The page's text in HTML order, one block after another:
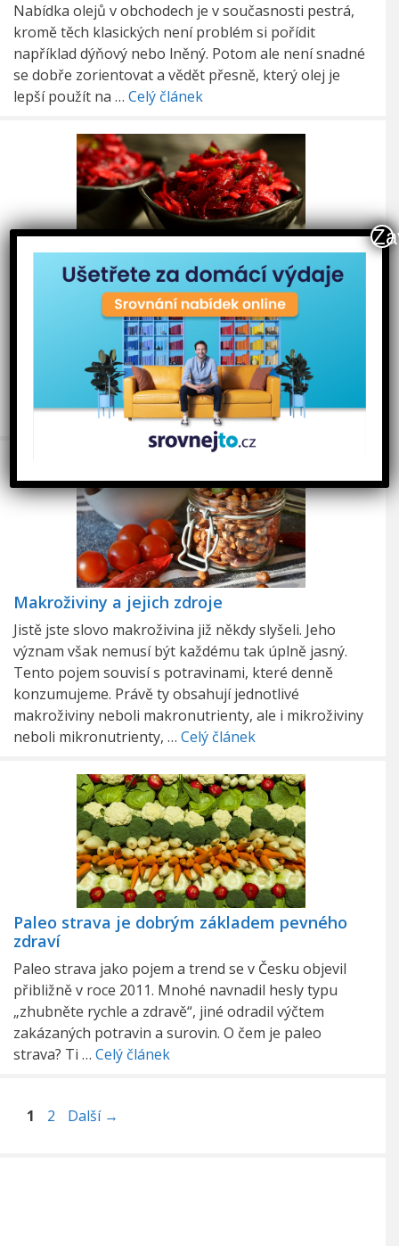
Nabídka olejů v obchodech je v současnosti pestrá,
kromě těch klasických není problém si pořídit
například dýňový nebo lněný. Potom ale není snadné
se dobře zorientovat a vědět přesně, který olej je
lepší použít na … Celý článek
Červená řepa je malý zázrak plný vitaminů
Většina z nás si spojí červenou řepu s mističkou
rudých kostiček ve sladkokyselém nálevu, což byla
klasika v jídelnách podávaná kupříkladu k srbskému
rizotu. Červená řepa tak nemá v české prostředí
dobré renomé, ale je to škoda. Obsahuje mnoho
vitamínů, …Celý článek
Makroživiny a jejich zdroje
Jistě jste slovo makroživina již někdy slyšeli. Jeho
význam však nemusí být každému tak úplně jasný.
Tento pojem souvisí s potravinami, které denně
konzumujeme. Právě ty obsahují jednotlivé
makroživiny neboli makronutrienty, ale i mikroživiny
neboli mikronutrienty, … Celý článek
Paleo strava je dobrým základem pevného
zdraví
Paleo strava jako pojem a trend se v Česku objevil
přibližně v roce 2011. Mnohé navnadil hesly typu
„zhubněte rychle a zdravě“, jiné odradil výčtem
zakázaných potravin a surovin. O čem je paleo
strava? Ti … Celý článek
Stránka
1 Stránka
2 Další →